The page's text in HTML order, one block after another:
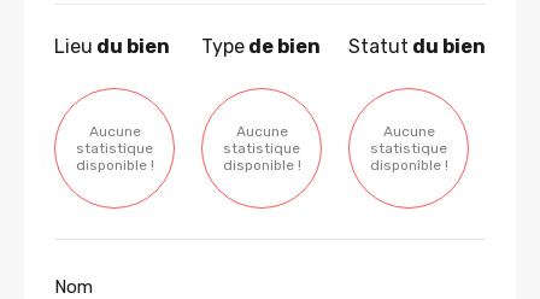
Lieu du bien
Aucune
statistique
disponible !
Type de bien
Aucune
statistique
disponible !
Statut du bien
Aucune
statistique
disponible !
Nom